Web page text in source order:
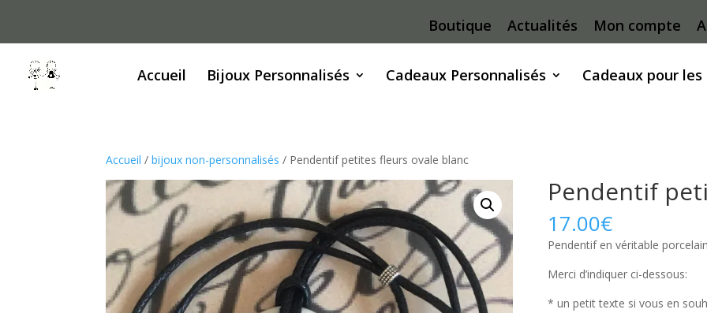
Boutique Actualités Mon compte
Accueil
Bijoux Personnalisés Cadeaux Personnalisés Cadeaux pour les
Accueil /bijoux non-personnalisés / Pendentif petites fleurs ovale blanc
Pendentif
17.00€
Pendentif en véritable
Merci d’indiquer ci-dessous:
* un petit texte si vous en